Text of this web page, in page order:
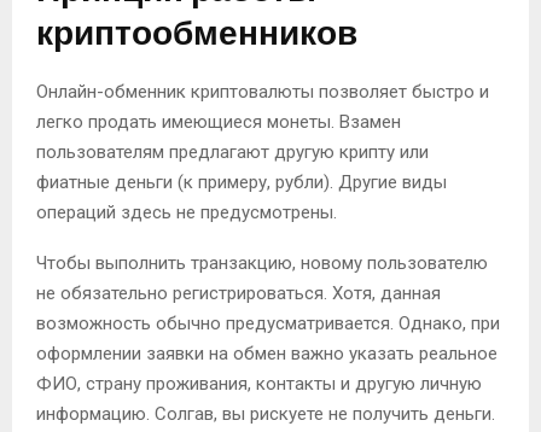
криптообменников
Онлайн-обменник криптовалюты позволяет быстро и
легко продать имеющиеся монеты. Взамен
пользователям предлагают другую крипту или
фиатные деньги (к примеру, рубли). Другие виды
операций здесь не предусмотрены.
Чтобы выполнить транзакцию, новому пользователю
не обязательно регистрироваться. Хотя, данная
возможность обычно предусматривается. Однако, при
оформлении заявки на обмен важно указать реальное
ФИО, страну проживания, контакты и другую личную
информацию. Солгав, вы рискуете не получить деньги.